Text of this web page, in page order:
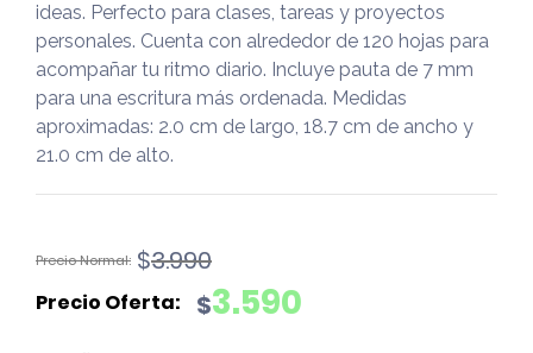
ideas. Perfecto para clases, tareas y proyectos
personales. Cuenta con alrededor de 120 hojas para
acompañar tu ritmo diario. Incluye pauta de 7 mm
para una escritura más ordenada. Medidas
aproximadas: 2.0 cm de largo, 18.7 cm de ancho y
21.0 cm de alto.
$3.990
El
original
$3.590
El
actual